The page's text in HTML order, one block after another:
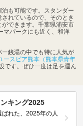
も可能です。スタンダー
れているので、そのとき
できます。千葉県浦安市
マパークにも近く、和洋
銭湯の中でも特に人気が
ースピア熊本（熊本県青年
です。ぜひ一度は足を運ん
キング2025
れた、2025年の人